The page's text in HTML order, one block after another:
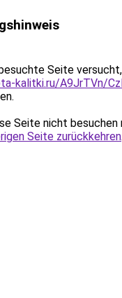
Seite
kalitki.ru/A9JrTVn/
Seite nicht
Seite zurückkehren.